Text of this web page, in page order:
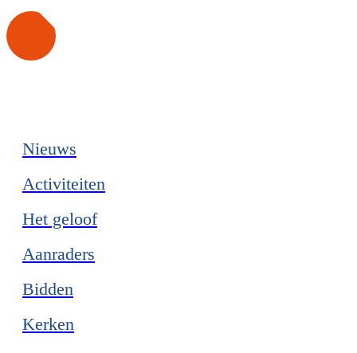
Nieuws
Activiteiten
Het geloof
Aanraders
Bidden
Kerken